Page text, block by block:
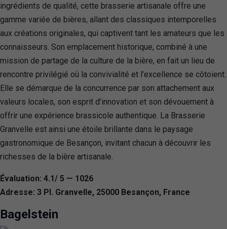
ingrédients de qualité, cette brasserie artisanale offre une
gamme variée de bières, allant des classiques intemporelles
aux créations originales, qui captivent tant les amateurs que les
connaisseurs. Son emplacement historique, combiné à une
mission de partage de la culture de la bière, en fait un lieu de
rencontre privilégié où la convivialité et l’excellence se côtoient.
Elle se démarque de la concurrence par son attachement aux
valeurs locales, son esprit d’innovation et son dévouement à
offrir une expérience brassicole authentique. La Brasserie
Granvelle est ainsi une étoile brillante dans le paysage
gastronomique de Besançon, invitant chacun à découvrir les
richesses de la bière artisanale.
Évaluation: 4.1/ 5 — 1026
Adresse: 3 Pl. Granvelle, 25000 Besançon, France
Bagelstein